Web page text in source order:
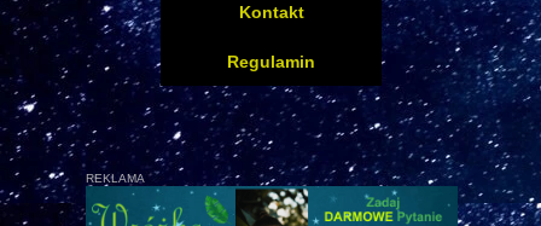
Kontakt
Regulamin
REKLAMA